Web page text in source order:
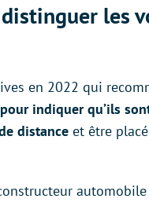
les
en 2022 qui
indiquer qu’ils
distance et être